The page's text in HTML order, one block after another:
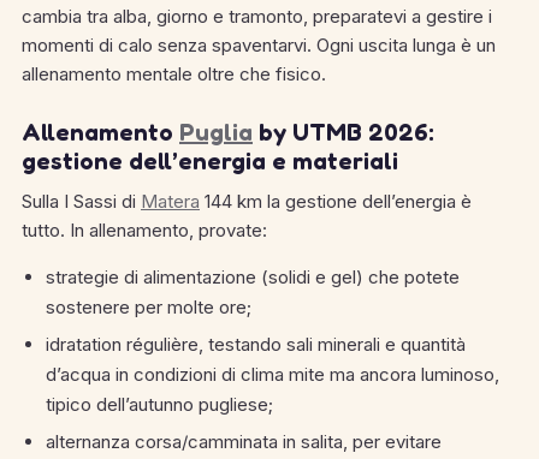
cambia tra alba, giorno e tramonto, preparatevi a gestire i
momenti di calo senza spaventarvi. Ogni uscita lunga è un
allenamento mentale oltre che fisico.
Allenamento Puglia by UTMB 2026:
gestione dell’energia e materiali
Sulla I Sassi di Matera 144 km la gestione dell’energia è
tutto. In allenamento, provate:
strategie di alimentazione (solidi e gel) che potete
sostenere per molte ore;
idratation régulière, testando sali minerali e quantità
d’acqua in condizioni di clima mite ma ancora luminoso,
tipico dell’autunno pugliese;
alternanza corsa/camminata in salita, per evitare